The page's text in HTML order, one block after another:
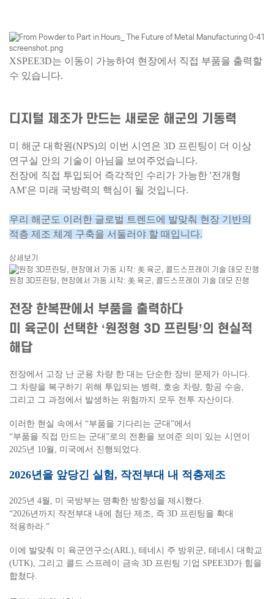
XSPEE3D는 이동이 가능하여 현장에서 직접 부품을 출력할
수 있습니다.
디지털 제조가 만드는 새로운 해군의 기동력
미 해군 대학원(NPS)의 이번 시연은 3D 프린팅이 더 이상
연구실 안의 기술이 아님을 보여주었습니다.
전장에 직접 투입되어 즉각적인 수리가 가능한 '전개형
AM'은 미래 국방력의 핵심이 될 것입니다.
우리 해군도 이러한 글로벌 트렌드에 발맞춰 현장 기반의
적층 제조 체계 구축을 서둘러야 할 때입니다.
상세보기
원정 3D프린팅, 현장에서 가동 시작: 美 육군, 콜드스프레이 기술 데모 진행
전장 한복판에서 부품을 출력하다
미 육군이 선택한 ‘원정형 3D 프린팅’의 현실적
해답
전장에서 고장 난 군용 차량 한 대는 단순한 장비 문제가 아니다.
그 차량을 복구하기 위해 투입되는 병력, 호송 차량, 항공 수송,
그리고 그 과정에서 발생하는 위험까지 모두 전투 자산이다.
이러한 현실 속에서 “부품을 기다리는 군대”에서
“부품을 직접 만드는 군대”로의 전환을 보여준 의미 있는 시연이
2025년 10월, 미국에서 진행되었다.
2026년을 앞당긴 실험, 작전부대 내 적층제조
2025년 4월, 미 국방부는 명확한 방향성을 제시했다.
“2026년까지 작전부대 내에 첨단 제조, 즉 3D 프린팅을 확대
적용하라.”
이에 발맞춰 미 육군연구소(ARL), 테네시 주 방위군, 테네시 대학교
(UTK), 그리고 콜드 스프레이 금속 3D 프린팅 기업 SPEE3D가 힘을
합쳤다.